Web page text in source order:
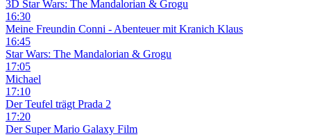
3D Star Wars: The Mandalorian & Grogu
16:30
Meine Freundin Conni - Abenteuer mit Kranich Klaus
16:45
Star Wars: The Mandalorian & Grogu
17:05
Michael
17:10
Der Teufel trägt Prada 2
17:20
Der Super Mario Galaxy Film